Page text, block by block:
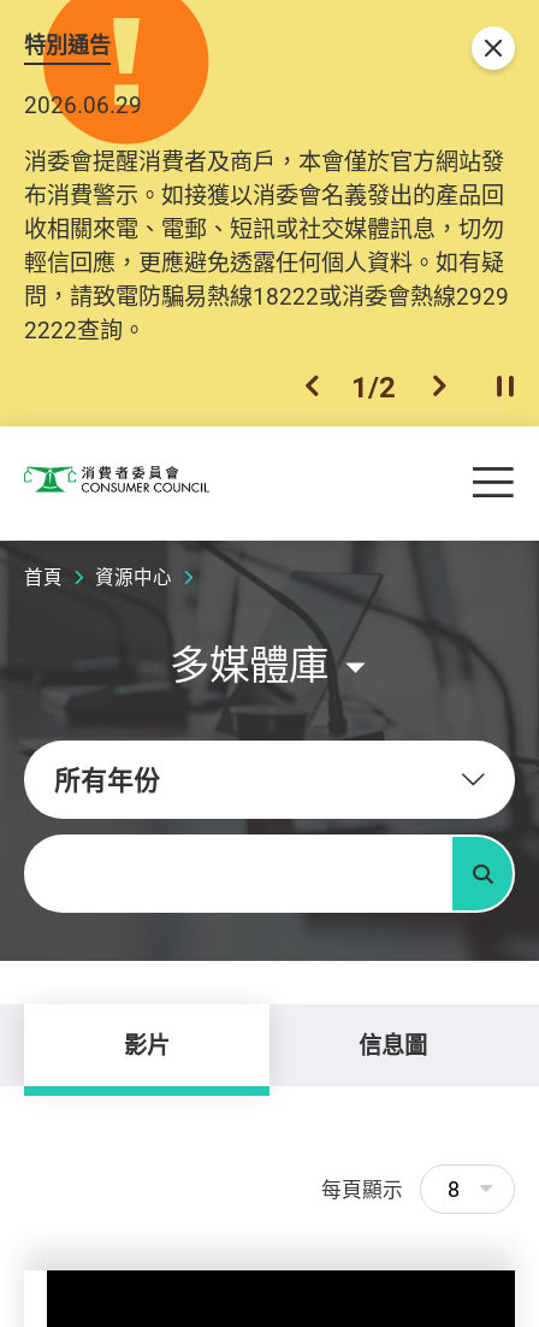
特別通告
2026.06.29
消委會提醒消費者及商戶，本會僅於官方網站發
布消費警示。如接獲以消委會名義發出的產品回
收相關來電、電郵、短訊或社交媒體訊息，切勿
輕信回應，更應避免透露任何個人資料。如有疑
問，請致電防騙易熱線18222或消委會熱線2929
2222查詢。
2025.10.31
為提升使用者體驗及網絡安全，本會的投訴處理
系統已經進行升級及推出新功能。由2025年11月
10日起，消費者需要提供基本聯絡資料（包括姓
名、電郵及電話）註冊帳戶，才可提交投訴、查
詢及建議。所有提交紀錄將清晰整合於帳戶中，
方便日後作出跟進。
上一個
2/2 下一個開
關閉
消費者委員會 目
首頁 資源中心
多媒體庫
所有年份
關鍵字
搜尋
影片 信息圖
每頁顯示 8